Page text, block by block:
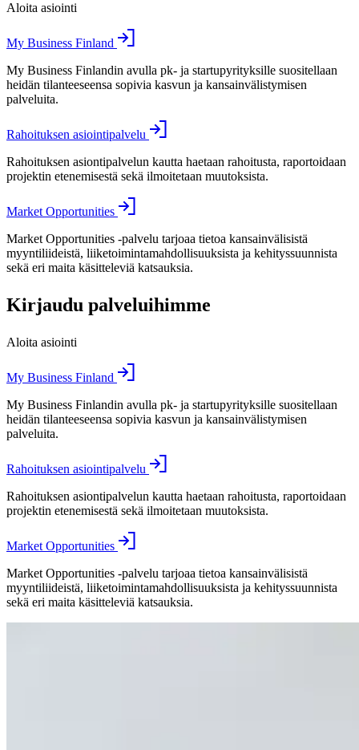
Aloita asiointi
My Business Finland
My Business Finlandin avulla pk- ja startupyrityksille suositellaan
heidän tilanteeseensa sopivia kasvun ja kansainvälistymisen
palveluita.
Rahoituksen asiointipalvelu
Rahoituksen asiontipalvelun kautta haetaan rahoitusta, raportoidaan
projektin etenemisestä sekä ilmoitetaan muutoksista.
Market Opportunities
Market Opportunities -palvelu tarjoaa tietoa kansainvälisistä
myyntiliideistä, liiketoimintamahdollisuuksista ja kehityssuunnista
sekä eri maita käsitteleviä katsauksia.
Kirjaudu palveluihimme
Aloita asiointi
My Business Finland
My Business Finlandin avulla pk- ja startupyrityksille suositellaan
heidän tilanteeseensa sopivia kasvun ja kansainvälistymisen
palveluita.
Rahoituksen asiointipalvelu
Rahoituksen asiontipalvelun kautta haetaan rahoitusta, raportoidaan
projektin etenemisestä sekä ilmoitetaan muutoksista.
Market Opportunities
Market Opportunities -palvelu tarjoaa tietoa kansainvälisistä
myyntiliideistä, liiketoimintamahdollisuuksista ja kehityssuunnista
sekä eri maita käsitteleviä katsauksia.